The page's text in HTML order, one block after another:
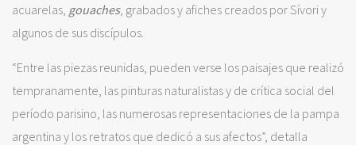
acuarelas, gouaches, grabados y afiches creados por Sívori y
algunos de sus discípulos.
“Entre las piezas reunidas, pueden verse los paisajes que realizó
tempranamente, las pinturas naturalistas y de crítica social del
período parisino, las numerosas representaciones de la pampa
argentina y los retratos que dedicó a sus afectos”, detalla